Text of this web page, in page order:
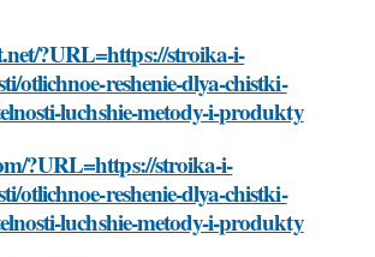
?URL=https://stroika-i-
otlichnoe-reshenie-dlya-chistki-
luchshie-metody-i-produkty
?URL=https://stroika-i-
otlichnoe-reshenie-dlya-chistki-
luchshie-metody-i-produkty